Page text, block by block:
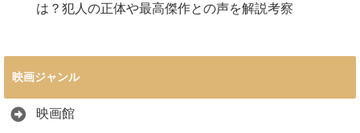
は？犯人の正体や最高傑作との声を解説考察
映画ジャンル
映画館